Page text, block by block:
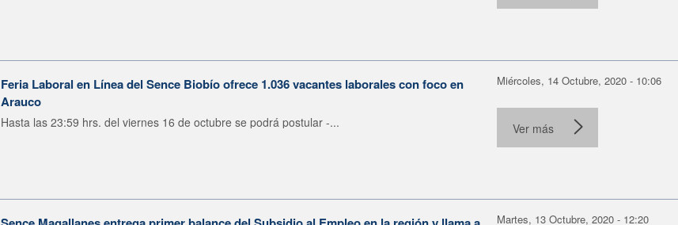
Feria Laboral en Línea del Sence Biobío ofrece 1.036 vacantes laborales con foco en
Arauco
Hasta las 23:59 hrs. del viernes 16 de octubre se podrá postular -...
Miércoles, 14 Octubre, 2020 - 10:06
Ver más
Martes, 13 Octubre, 2020 - 12:20